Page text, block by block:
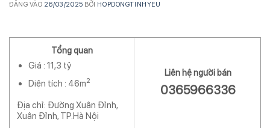
ĐĂNG VÀO 26/03/2025 BỞI HOPDONGTINHYEU
Tổng quan
Giá : 11,3 tỷ
Diện tích : 46m2
Địa chỉ: Đường Xuân Đỉnh,
Xuân Đỉnh, TP.Hà Nội
Liên hệ người bán
0365966336